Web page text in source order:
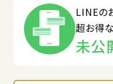
LINEの
超お得
未公